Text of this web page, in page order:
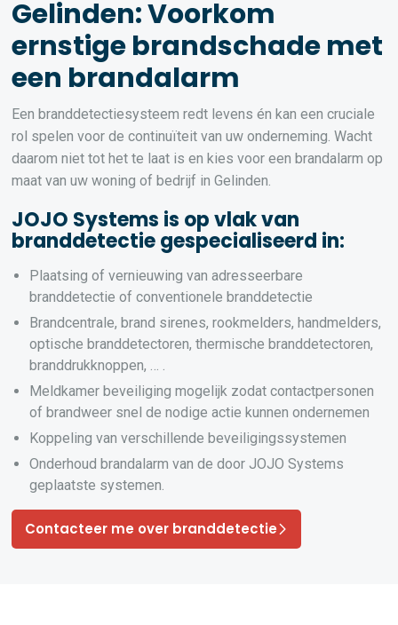
Gelinden: Voorkom
ernstige brandschade met
een brandalarm
Een branddetectiesysteem redt levens én kan een cruciale
rol spelen voor de continuïteit van uw onderneming. Wacht
daarom niet tot het te laat is en kies voor een brandalarm op
maat van uw woning of bedrijf in Gelinden.
JOJO Systems is op vlak van
branddetectie gespecialiseerd in:
Plaatsing of vernieuwing van adresseerbare
branddetectie of conventionele branddetectie
Brandcentrale, brand sirenes, rookmelders, handmelders,
optische branddetectoren, thermische branddetectoren,
branddrukknoppen, … .
Meldkamer beveiliging mogelijk zodat contactpersonen
of brandweer snel de nodige actie kunnen ondernemen
Koppeling van verschillende beveiligingssystemen
Onderhoud brandalarm van de door JOJO Systems
geplaatste systemen.
Contacteer me over branddetectie